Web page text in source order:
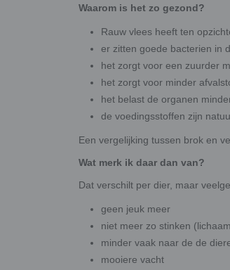
Waarom is het zo gezond?
Rauw vlees heeft ten
er zitten goede bacterien in
het zorgt voor een zuurder
het zorgt voor minder
het belast de organen
de voedingsstoffen zijn
Een vergelijking tussen brok en
Wat merk ik daar dan van?
Dat verschilt per dier, maar
geen jeuk meer
niet meer zo stinken
minder vaak naar de de
mooiere vacht